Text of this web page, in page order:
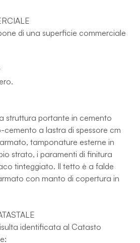
di una superficie commerciale
struttura portante in cemento
a lastra di spessore cm
tamponature esterne in
strato, i paramenti di finitura
tinteggiato. Il tetto è a falde
con manto di copertura in
identificata al Catasto